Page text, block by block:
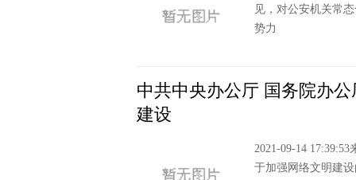
见，对公安机关常
势力
中共中央办公厅 国务院办
建设
2021-09-14
于加强网络文明建